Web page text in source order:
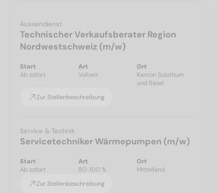
Aussendienst
Technischer Verkaufsberater Region
Nordwestschweiz (m/w)
Start
Ab sofort
Art
Vollzeit
Ort
Kanton Solothum
und Basel
Zur Stellenbeschreibung
Service & Technik
Servicetechniker Wärmepumpen (m/w)
Start
Ab sofort
Art
80-100 %
Ort
Mittelland
Zur Stellenbeschreibung